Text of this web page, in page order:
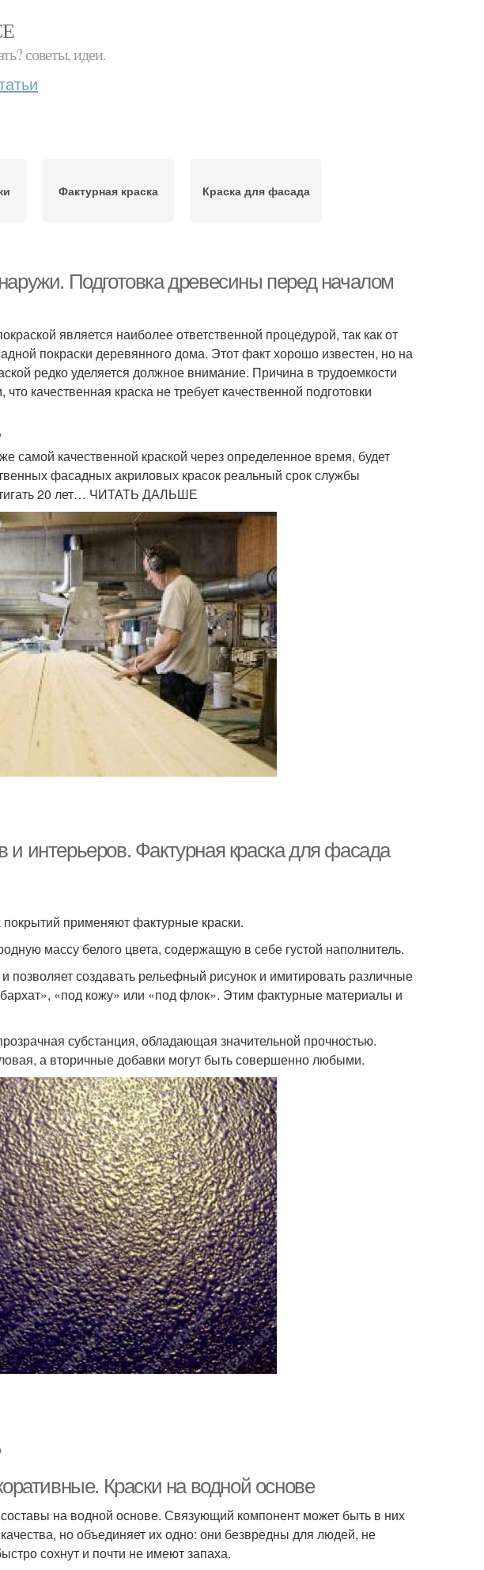
советы, идеи.
Фактурная краска Краска для фасада
Подготовка древесины перед началом
является наиболее ответственной процедурой, так как от
покраски деревянного дома. Этот факт хорошо известен, но на
редко уделяется должное внимание. Причина в трудоемкости
качественная краска не требует качественной подготовки
качественной краской через определенное время, будет
фасадных акриловых красок реальный срок службы
20 лет… ЧИТАТЬ ДАЛЬШЕ
интерьеров. Фактурная краска для фасада
применяют фактурные краски.
массу белого цвета, содержащую в себе густой наполнитель.
позволяет создавать рельефный рисунок и имитировать различные
«под кожу» или «под флок». Этим фактурные материалы и
субстанция, обладающая значительной прочностью.
а вторичные добавки могут быть совершенно любыми.
Краски на водной основе
на водной основе. Связующий компонент может быть в них
но объединяет их одно: они безвредны для людей, не
сохнут и почти не имеют запаха.